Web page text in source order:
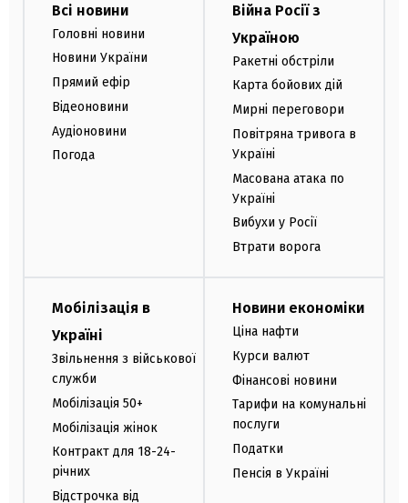
Всі новини
Головні новини
Новини України
Прямий ефір
Відеоновини
Аудіоновини
Погода
Війна Росії з
Україною
Ракетні обстріли
Карта бойових дій
Мирні переговори
Повітряна тривога в
Україні
Масована атака по
Україні
Вибухи у Росії
Втрати ворога
Мобілізація в
Україні
Звільнення з військової
служби
Мобілізація 50+
Мобілізація жінок
Контракт для 18-24-
річних
Відстрочка від
Новини економіки
Ціна нафти
Курси валют
Фінансові новини
Тарифи на комунальні
послуги
Податки
Пенсія в Україні